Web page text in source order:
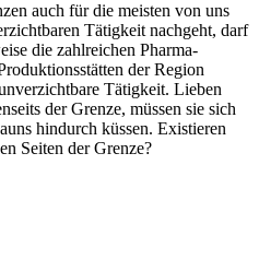
auch für die meisten von uns
Tätigkeit nachgeht, darf
die zahlreichen Pharma-
der Region
Tätigkeit. Lieben
der Grenze, müssen sie sich
hindurch küssen. Existieren
Seiten der Grenze?